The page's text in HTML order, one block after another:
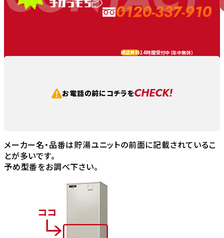
0120-337-910
通話無料24時間受付中（年中無休）
お電話の前にコチラをCHECK!
メーカー名・品番は貯湯ユニットの前面に記載されているこ
とが多いです。
予め型番をお調べ下さい。